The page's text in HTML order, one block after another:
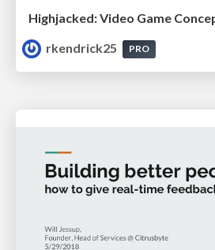
Highjacked: Video Game
rkendrick25
PRO